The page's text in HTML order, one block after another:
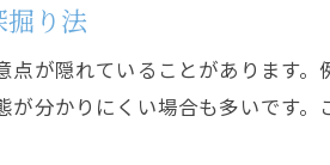
り法
が隠れていることがあります
分かりにくい場合も多いです